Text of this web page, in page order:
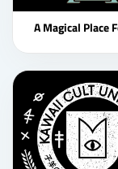
A Magical Place